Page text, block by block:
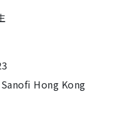
Hong Kong